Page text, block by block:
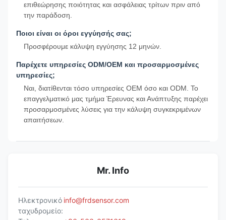
επιθεώρησης ποιότητας και ασφάλειας τρίτων πριν από
την παράδοση.
Ποιοι είναι οι όροι εγγύησής σας;
Προσφέρουμε κάλυψη εγγύησης 12 μηνών.
Παρέχετε υπηρεσίες ODM/OEM και προσαρμοσμένες
υπηρεσίες;
Ναι, διατίθενται τόσο υπηρεσίες OEM όσο και ODM. Το
επαγγελματικό μας τμήμα Έρευνας και Ανάπτυξης παρέχει
προσαρμοσμένες λύσεις για την κάλυψη συγκεκριμένων
απαιτήσεων.
Mr. Info
Ηλεκτρονικό
ταχυδρομείο:
info@frdsensor.com